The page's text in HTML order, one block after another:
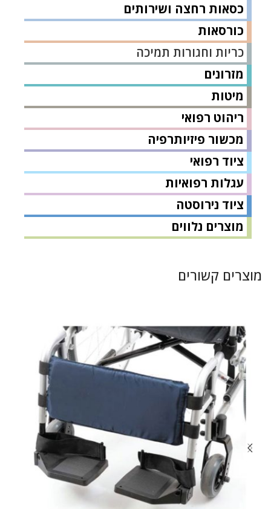
כסאות רחצה ושירותים
כורסאות
כריות וחגורות תמיכה
מזרונים
מיטות
ריהוט רפואי
מכשור פיזיותרפיה
ציוד רפואי
עגלות רפואיות
ציוד נירוסטה
מוצרים נלווים
מוצרים קשורים